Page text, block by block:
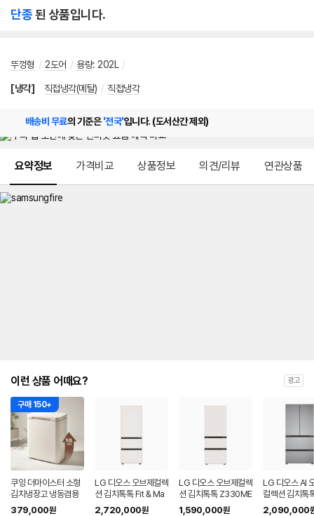
단종된 상품입니다.
뚜껑형 / 2도어 / 용량: 202L /
[냉각] 직접냉각(메탈) / 직접냉각
배송비 무료의 기준은'전국'입니다. (도서산간 제외)
요약정보 가격비교 상품정보 의견/리뷰 연관상품
이런 상품 어때요? 광고
구매 150+
쿠잉 더마이스터 소형
김치냉장고 냉동겸용
뚜껑형 발효숙성 K05
379,000원
LG 디오스 오브제컬렉
션 김치톡톡 Fit & Ma
x Z334GBB171
2,720,000원
LG 디오스 오브제컬렉
션 김치톡톡 Z330ME
EF11
1,590,000원
LG 디오스 AI
컬렉션 김치톡
0MPSF11
2,090,000